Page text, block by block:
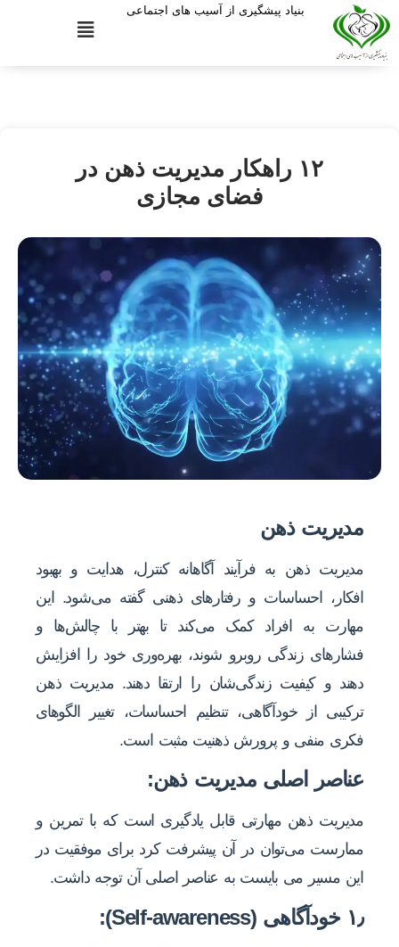
بنیاد پیشگیری از آسیب های اجتماعی
۱۲ راهکار مدیریت ذهن در
فضای مجازی
مدیریت ذهن
مدیریت ذهن به فرآیند آگاهانه کنترل، هدایت و بهبود
افکار، احساسات و رفتارهای ذهنی گفته می‌شود. این
مهارت به افراد کمک می‌کند تا بهتر با چالش‌ها و
فشارهای زندگی روبرو شوند، بهره‌وری خود را افزایش
دهند و کیفیت زندگی‌شان را ارتقا دهند. مدیریت ذهن
ترکیبی از خودآگاهی، تنظیم احساسات، تغییر الگوهای
فکری منفی و پرورش ذهنیت مثبت است.
عناصر اصلی مدیریت ذهن:
مدیریت ذهن مهارتی قابل یادگیری است که با تمرین و
ممارست می‌توان در آن پیشرفت کرد برای موفقیت در
این مسیر می بایست به عناصر اصلی آن توجه داشت.
۱٫ خودآگاهی (Self-awareness):